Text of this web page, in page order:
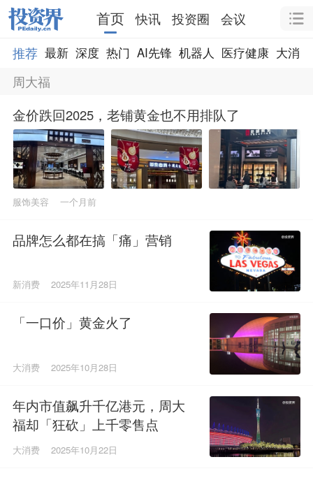
首页 快讯 投资圈
会议
推荐 最新 深度 热门 AI先锋 机器人 医疗健康 大消费
周大福
金价跌回2025，老铺黄金也不用排队了
服饰美容 一个月前
品牌怎么都在搞「痛」营销
新消费 2025年11月28日
「一口价」黄金火了
大消费 2025年10月28日
年内市值飙升千亿港元，周大
福却「狂砍」上千零售点
大消费 2025年10月22日